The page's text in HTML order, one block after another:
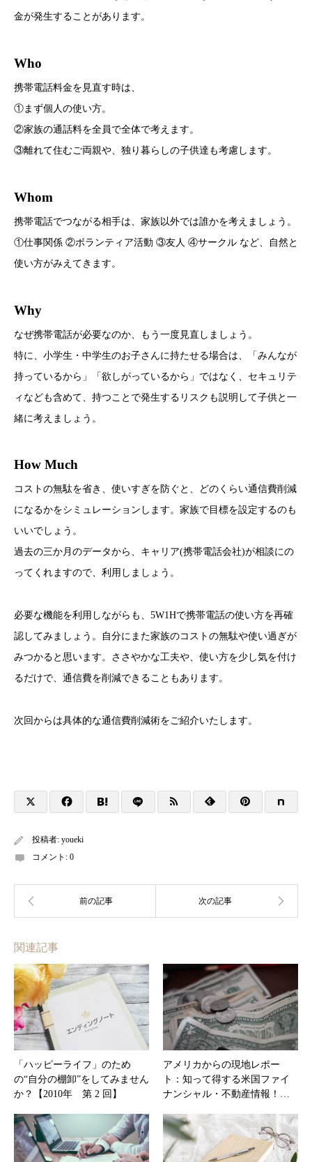
金が発生することがあります。
Who
携帯電話料金を見直す時は、
①まず個人の使い方。
②家族の通話料を全員で全体で考えます。
③離れて住むご両親や、独り暮らしの子供達も考慮します。
Whom
携帯電話でつながる相手は、家族以外では誰かを考えましょう。
①仕事関係 ②ボランティア活動 ③友人 ④サークル など、自然と
使い方がみえてきます。
Why
なぜ携帯電話が必要なのか、もう一度見直しましょう。
特に、小学生・中学生のお子さんに持たせる場合は、「みんなが
持っているから」「欲しがっているから」ではなく、セキュリテ
ィなども含めて、持つことで発生するリスクも説明して子供と一
緒に考えましょう。
How Much
コストの無駄を省き、使いすぎを防ぐと、どのくらい通信費削減
になるかをシミュレーションします。家族で目標を設定するのも
いいでしょう。
過去の三か月のデータから、キャリア(携帯電話会社)が相談にの
ってくれますので、利用しましょう。
必要な機能を利用しながらも、5W1Hで携帯電話の使い方を再確
認してみましょう。自分にまた家族のコストの無駄や使い過ぎが
みつかると思います。ささやかな工夫や、使い方を少し気を付け
るだけで、通信費を削減できることもあります。
次回からは具体的な通信費削減術をご紹介いたします。
投稿者: youeki
コメント: 0
関連記事
「ハッピーライフ」のため
の“自分の棚卸”をしてみません
か？【2010年 第 2 回】
アメリカからの現地レポー
ト：知って得する米国ファイ
ナンシャル・不動産情報！…